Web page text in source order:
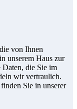
von Ihnen
unserem Haus zur
die Sie im
wir vertraulich.
Sie in unserer